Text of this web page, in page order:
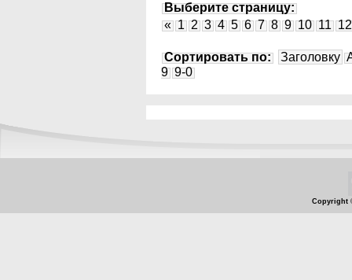
Выберите страницу:
« 1 2 3 4 5 6 7 8 9 10 11 12
Сортировать по: Заголовку
9 9-0
Copyright